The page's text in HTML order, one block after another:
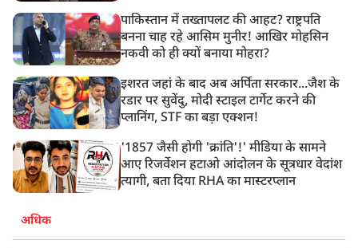
पाकिस्तान में तख्तापलट की आहट? राष्ट्रपति
बनना चाह रहे आसिम मुनीर! आखिर मोहसिन
नकवी को ही क्यों बनाया मोहरा?
इशरत जहां के बाद अब अर्पिता सरकार...जैश के
रडार पर सुवेंदु, मोदी स्टाइल टार्गेट करने की
प्लानिंग, STF का बड़ा एक्शन!
'1857 जैसी होगी 'क्रांति'!' मीडिया के सामने
आए रिजर्वेशन हटाओ आंदोलन के सूत्रधार वेदांश
त्यागी, बता दिया RHA का मास्टरप्लान
अधिक